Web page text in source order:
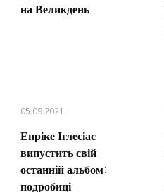
на Великдень
05.09.2021
Енріке Іглесіас
випустить свій
останній альбом:
подробиці